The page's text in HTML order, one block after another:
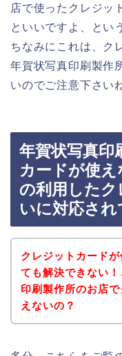
店で使ったクレジッ
といいですよ、とい
ちなみにこれは、ク
年賀状写真印刷製作
いのでご注意下さい
年賀状写真印
カードが使
の利用した
いに対応され
クレジットカード
ても解決できない
印刷製作所のお店
えないの？